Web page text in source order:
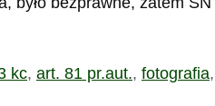
kc, art. 81 pr.aut., fotografia,